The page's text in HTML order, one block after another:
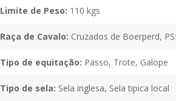
Limite de Peso: 110 kgs
Raça de Cavalo: Cruzados de Boerperd,
Tipo de equitação: Passo, Trote, Galope
Tipo de sela: Sela inglesa, Sela tipica local